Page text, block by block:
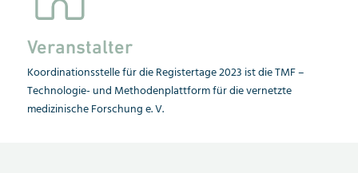
Veranstalter
Koordinationsstelle für die Registertage 2023 ist die TMF –
Technologie- und Methodenplattform für die vernetzte
medizinische Forschung e. V.